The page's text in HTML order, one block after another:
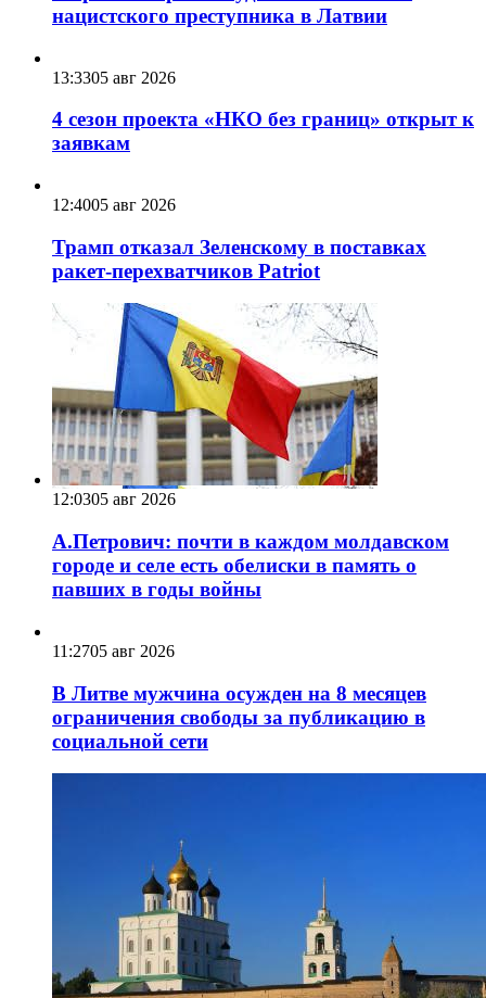
нацистского преступника в Латвии
13:3305 авг 2026
4 сезон проекта «НКО без границ» открыт к
заявкам
12:4005 авг 2026
Трамп отказал Зеленскому в поставках
ракет-перехватчиков Patriot
12:0305 авг 2026
А.Петрович: почти в каждом молдавском
городе и селе есть обелиски в память о
павших в годы войны
11:2705 авг 2026
В Литве мужчина осужден на 8 месяцев
ограничения свободы за публикацию в
социальной сети